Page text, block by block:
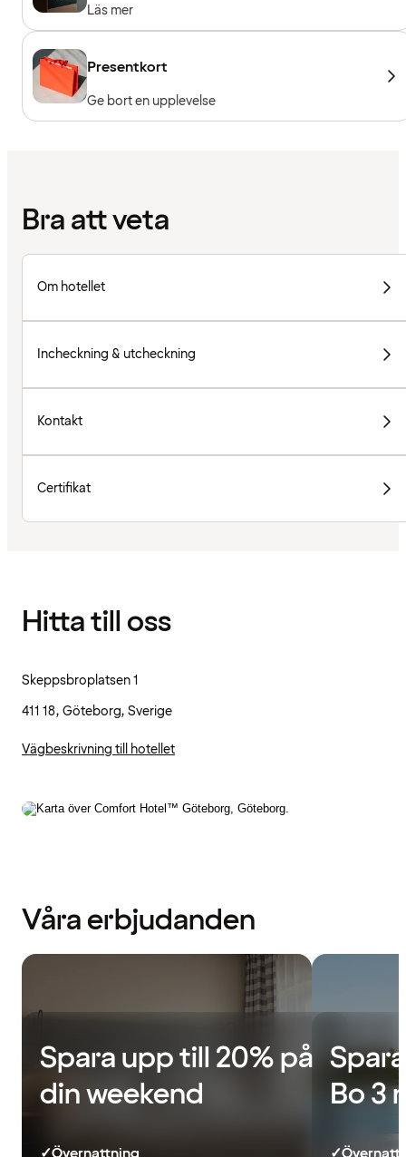
Läs mer
Presentkort
Ge bort en upplevelse
Bra att veta
Om hotellet
Incheckning & utcheckning
Kontakt
Certifikat
Hitta till oss
Skeppsbroplatsen 1
411 18, Göteborg, Sverige
Vägbeskrivning till hotellet
Våra erbjudanden
Spara upp till 20% på
din weekend
Bo 3